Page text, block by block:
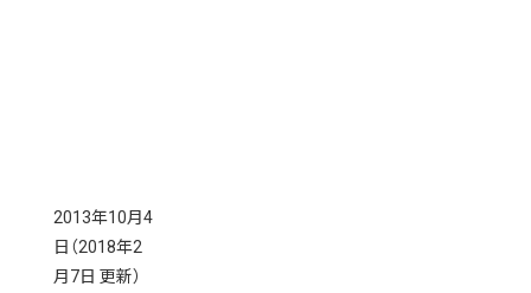
2013年10月4
日 （2018年2
月7日 更新）